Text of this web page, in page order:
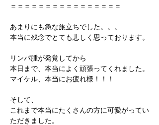
＝＝＝＝＝＝＝＝＝＝＝＝＝＝＝＝
あまりにも急な旅立ちでした。。。
本当に残念でとても悲しく思っております。
リンパ腫が発覚してから
本日まで、本当によく頑張ってくれました。
マイケル、本当にお疲れ様！！！
そして、
これまで本当にたくさんの方に可愛がってい
ただきました。